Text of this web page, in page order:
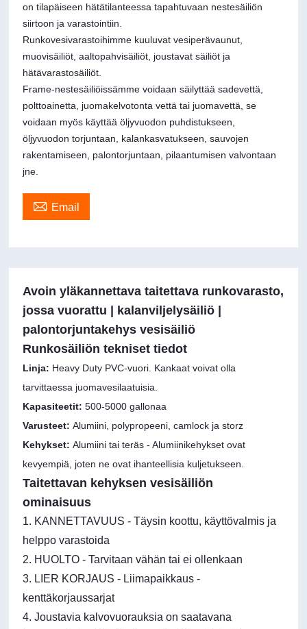
on tilapäiseen hätätilanteessa tapahtuvaan nestesäiliön
siirtoon ja varastointiin.
Runkovesivarastoihimme kuuluvat vesiperävaunut,
muovisäiliöt, aaltopahvisäiliöt, joustavat säiliöt ja
hätävarastosäiliöt.
Frame-nestesäiliöissämme voidaan säilyttää sadevettä,
polttoainetta, juomakelvotonta vettä tai juomavettä, se
voidaan myös käyttää öljyvuodon puhdistukseen,
öljyvuodon torjuntaan, kalankasvatukseen, sauvojen
rakentamiseen, palontorjuntaan, pilaantumisen valvontaan
jne.
 Email
Avoin yläkannettava taitettava runkovarasto,
jossa vuorattu | kalanviljelysäiliö |
palontorjuntakehys vesisäiliö
Runkosäiliön tekniset tiedot
Linja: Heavy Duty PVC-vuori. Kankaat voivat olla
tarvittaessa juomavesilaatuisia.
Kapasiteetit: 500-5000 gallonaa
Varusteet: Alumiini, polypropeeni, camlock ja storz
Kehykset: Alumiini tai teräs - Alumiinikehykset ovat
kevyempiä, joten ne ovat ihanteellisia kuljetukseen.
Taitettavan kehyksen vesisäiliön
ominaisuus
1. KANNETTAVUUS - Täysin koottu, käyttövalmis ja
helppo varastoida
2. HUOLTO - Tarvitaan vähän tai ei ollenkaan
3. LIER KORJAUS - Liimapaikkaus -
kenttäkorjaussarjat
4. Joustavia kalvovuorauksia on saatavana